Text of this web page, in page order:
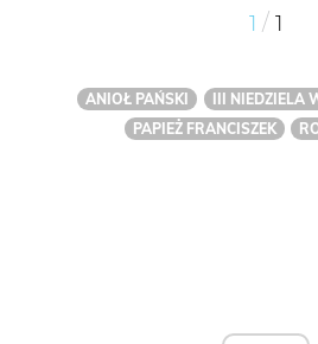
1 / 1
ANIOŁ PAŃSKI
III NIEDZIELA
PAPIEŻ FRANCISZEK